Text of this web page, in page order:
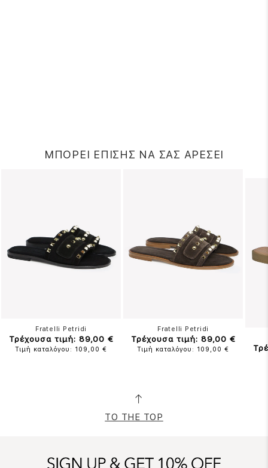
ΜΠΟΡΕΙ ΕΠΙΣΗΣ ΝΑ ΣΑΣ ΑΡΕΣΕΙ
Fratelli Petridi
Τρέχουσα τιμή: 89,00 €
Τιμή καταλόγου: 109,00 €
Fratelli Petridi
Τρέχουσα τιμή: 89,00 €
Τιμή καταλόγου: 109,00 €
TO THE TOP